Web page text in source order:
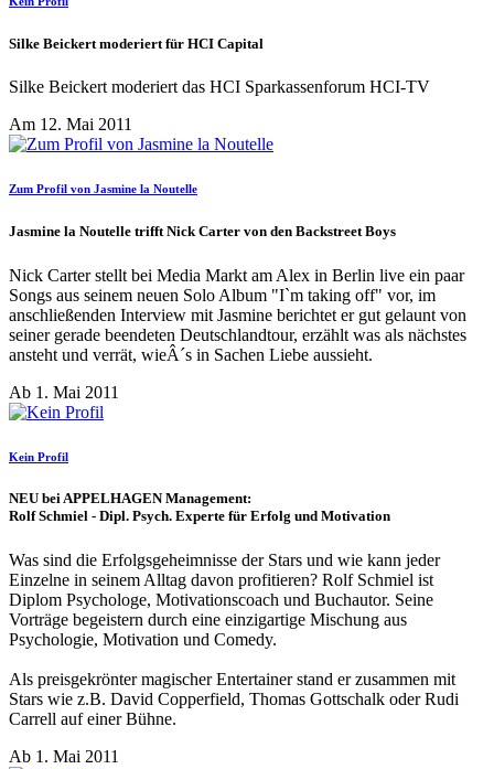
Silke Beickert moderiert für HCI Capital
Silke Beickert moderiert das HCI Sparkassenforum HCI-TV
Am 12. Mai 2011
Zum Profil von Jasmine la Noutelle
Jasmine la Noutelle trifft Nick Carter von den Backstreet Boys
Nick Carter stellt bei Media Markt am Alex in Berlin live ein paar
Songs aus seinem neuen Solo Album "I`m taking off" vor, im
anschließenden Interview mit Jasmine berichtet er gut gelaunt von
seiner gerade beendeten Deutschlandtour, erzählt was als nächstes
ansteht und verrät, wieÂ´s in Sachen Liebe aussieht.
Ab 1. Mai 2011
Kein Profil
NEU bei APPELHAGEN Management:
Rolf Schmiel - Dipl. Psych. Experte für Erfolg und Motivation
Was sind die Erfolgsgeheimnisse der Stars und wie kann jeder
Einzelne in seinem Alltag davon profitieren? Rolf Schmiel ist
Diplom Psychologe, Motivationscoach und Buchautor. Seine
Vorträge begeistern durch eine einzigartige Mischung aus
Psychologie, Motivation und Comedy.
Als preisgekrönter magischer Entertainer stand er zusammen mit
Stars wie z.B. David Copperfield, Thomas Gottschalk oder Rudi
Carrell auf einer Bühne.
Ab 1. Mai 2011